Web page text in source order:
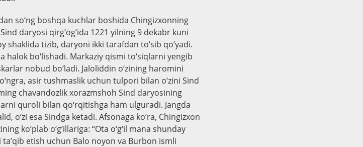
so‘ng boshqa kuchlar boshida Chingizxonning
daryosi qirg‘og‘ida 1221 yilning 9 dekabr kuni
shaklida tizib, daryoni ikki tarafdan to‘sib qo‘yadi.
halok bo‘lishadi. Markaziy qismi to‘siqlarni yengib
nobud bo‘ladi. Jaloliddin o‘zining haromini
asir tushmaslik uchun tulpori bilan o‘zini Sind
chavandozlik xorazmshoh Sind daryosining
quroli bilan qo‘rqitishga ham ulguradi. Jangda
o‘zi esa Sindga ketadi. Afsonaga ko‘ra, Chingizxon
ko‘plab o‘g‘illariga: “Ota o‘g‘il mana shunday
ta’qib etish uchun Balo noyon va Burbon ismli